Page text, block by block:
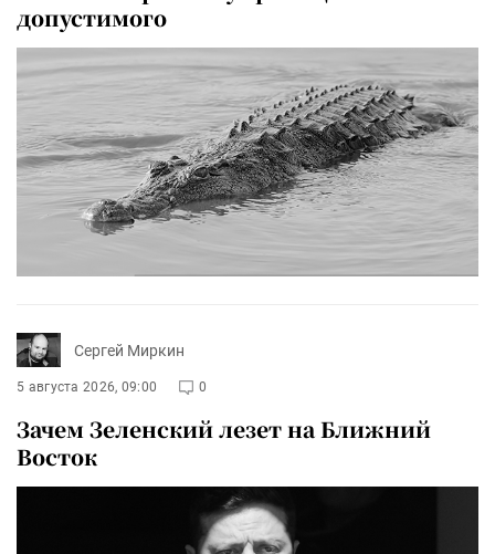
допустимого
Сергей Миркин
5 августа 2026, 09:00 0
Зачем Зеленский лезет на Ближний
Восток